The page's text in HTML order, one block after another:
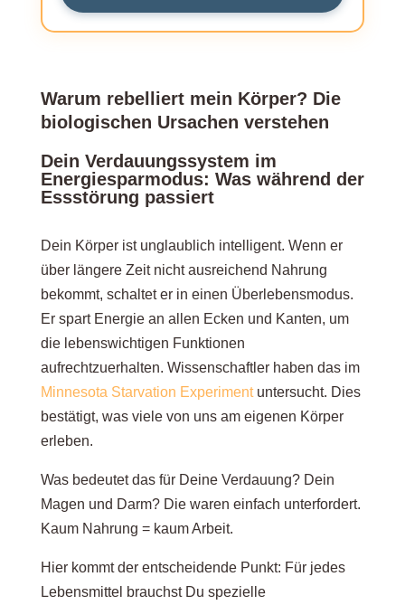
Deinen Magen-Darm-Trakt
Überblick
Der mentale Umgang: Wenn Dein Bauch Deine
Recovery zu sabotieren scheint
Warum Verdauungsprobleme nicht bedeuten,
dass Du etwas falsch machst
Geduld als heilende Kraft: Dein Körper braucht
zu vertrauen
Warum rebelliert mein Körper? Die
biologischen Ursachen verstehen
Dein Verdauungssystem im
Energiesparmodus: Was während der
Essstörung passiert
Dein Körper ist unglaublich intelligent. Wenn er
über längere Zeit nicht ausreichend Nahrung
bekommt, schaltet er in einen Überlebensmodus.
Er spart Energie an allen Ecken und Kanten, um
die lebenswichtigen Funktionen
aufrechtzuerhalten. Wissenschaftler haben das im
Minnesota Starvation Experimentuntersucht. Dies
bestätigt, was viele von uns am eigenen Körper
erleben.
Was bedeutet das für Deine Verdauung? Dein
Magen und Darm? Die waren einfach unterfordert.
Kaum Nahrung = kaum Arbeit.
Hier kommt der entscheidende Punkt: Für jedes
Lebensmittel brauchst Du spezielle